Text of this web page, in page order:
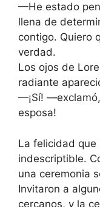
—He estado
llena de
contigo. Quiero
verdad.
Los ojos de
radiante
—¡Sí!
esposa!
La felicidad que
indescriptible.
una ceremonia
Invitaron a
cercanos, y la